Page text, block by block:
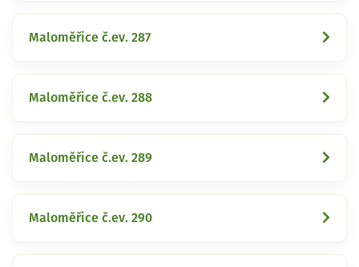
Maloměřice č.ev. 287
Maloměřice č.ev. 288
Maloměřice č.ev. 289
Maloměřice č.ev. 290